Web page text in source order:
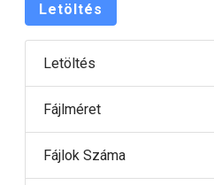
Letöltés
Letöltés
Fájlméret
Fájlok Száma